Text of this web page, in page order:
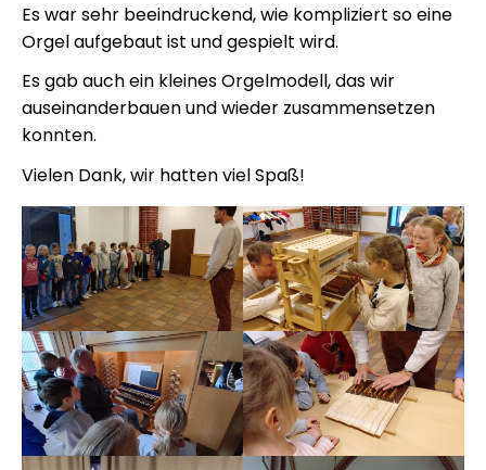
Es war sehr beeindruckend, wie kompliziert so eine
Orgel aufgebaut ist und gespielt wird.
Es gab auch ein kleines Orgelmodell, das wir
auseinanderbauen und wieder zusammensetzen
konnten.
Vielen Dank, wir hatten viel Spaß!